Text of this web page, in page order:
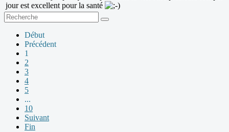
jour est excellent pour la santé
Début
Précédent
1
2
3
4
5
...
10
Suivant
Fin